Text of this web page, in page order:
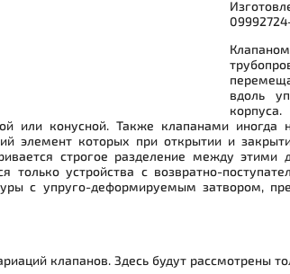
вдоль
или конусной. Также клапанами иногда
элемент которых при открытии и
строгое разделение между
только устройства с возвратно-
с упруго-деформируемым затвором,
клапанов. Здесь будут рассмотрены